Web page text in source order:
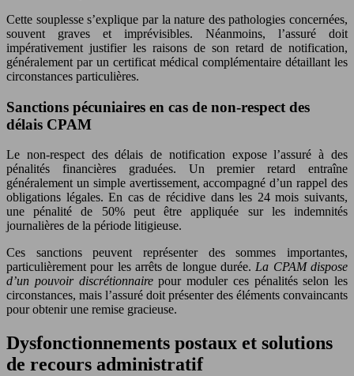
Cette souplesse s’explique par la nature des pathologies concernées,
souvent graves et imprévisibles. Néanmoins, l’assuré doit
impérativement justifier les raisons de son retard de notification,
généralement par un certificat médical complémentaire détaillant les
circonstances particulières.
Sanctions pécuniaires en cas de non-respect des
délais CPAM
Le non-respect des délais de notification expose l’assuré à des
pénalités financières graduées. Un premier retard entraîne
généralement un simple avertissement, accompagné d’un rappel des
obligations légales. En cas de récidive dans les 24 mois suivants,
une pénalité de 50% peut être appliquée sur les indemnités
journalières de la période litigieuse.
Ces sanctions peuvent représenter des sommes importantes,
particulièrement pour les arrêts de longue durée.La CPAM dispose
d’un pouvoir discrétionnairepour moduler ces pénalités selon les
circonstances, mais l’assuré doit présenter des éléments convaincants
pour obtenir une remise gracieuse.
Dysfonctionnements postaux et solutions
de recours administratif